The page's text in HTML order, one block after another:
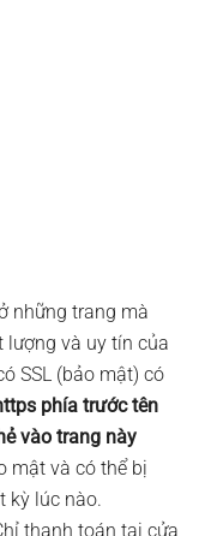
những trang mà
lượng và uy tín của
SSL (bảo mật) có
phía trước tên
vào trang này
mật và có thể bị
kỳ lúc nào.
thanh toán tại cửa